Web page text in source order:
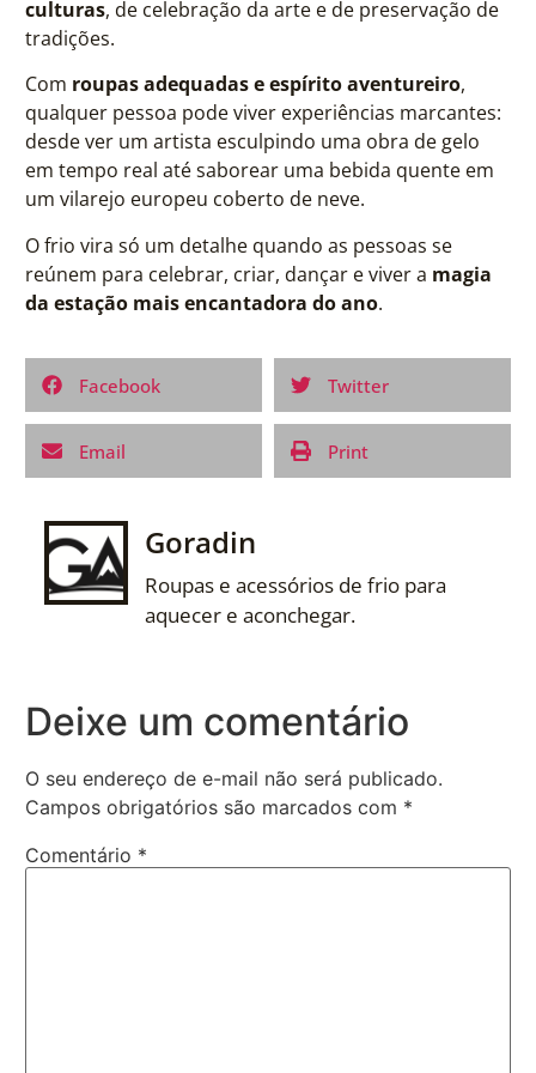
culturas, de celebração da arte e de preservação de
tradições.
Com roupas adequadas e espírito aventureiro,
qualquer pessoa pode viver experiências marcantes:
desde ver um artista esculpindo uma obra de gelo
em tempo real até saborear uma bebida quente em
um vilarejo europeu coberto de neve.
O frio vira só um detalhe quando as pessoas se
reúnem para celebrar, criar, dançar e viver a magia
da estação mais encantadora do ano.
Facebook Twitter
Email Print
Goradin
Roupas e acessórios de frio para
aquecer e aconchegar.
Deixe um comentário
O seu endereço de e-mail não será publicado.
Campos obrigatórios são marcados com *
Comentário *